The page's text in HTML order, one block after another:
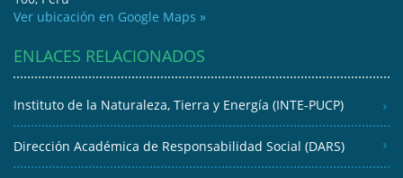
Ver ubicación en Google Maps »
ENLACES RELACIONADOS
Instituto de la Naturaleza, Tierra y Energía (INTE-PUCP)
Dirección Académica de Responsabilidad Social (DARS)